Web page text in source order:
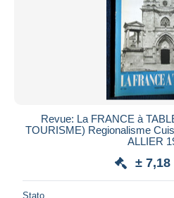
Revue: La FRANCE à
TOURISME) Regionalisme
ALLIER
± 7,18
Stato